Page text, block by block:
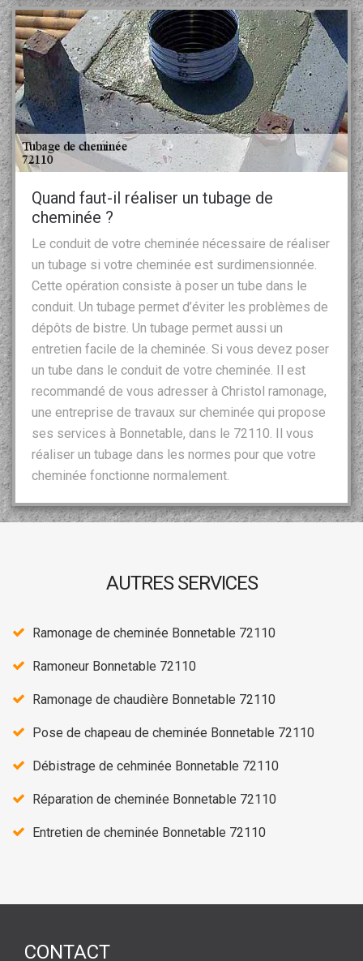
Quand faut-il réaliser un tubage de
cheminée ?
Le conduit de votre cheminée nécessaire de réaliser
un tubage si votre cheminée est surdimensionnée.
Cette opération consiste à poser un tube dans le
conduit. Un tubage permet d’éviter les problèmes de
dépôts de bistre. Un tubage permet aussi un
entretien facile de la cheminée. Si vous devez poser
un tube dans le conduit de votre cheminée. Il est
recommandé de vous adresser à Christol ramonage,
une entreprise de travaux sur cheminée qui propose
ses services à Bonnetable, dans le 72110. Il vous
réaliser un tubage dans les normes pour que votre
cheminée fonctionne normalement.
AUTRES SERVICES
Ramonage de cheminée Bonnetable 72110
Ramoneur Bonnetable 72110
Ramonage de chaudière Bonnetable 72110
Pose de chapeau de cheminée Bonnetable 72110
Débistrage de cehminée Bonnetable 72110
Réparation de cheminée Bonnetable 72110
Entretien de cheminée Bonnetable 72110
CONTACT